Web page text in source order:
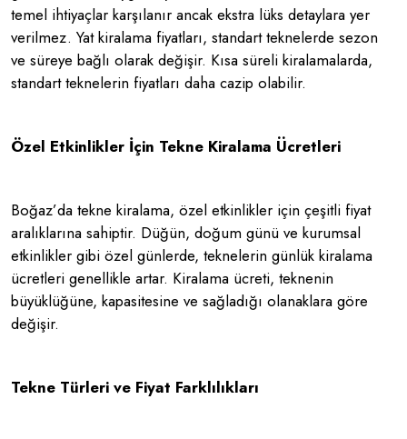
temel ihtiyaçlar karşılanır ancak ekstra lüks detaylara yer
verilmez. Yat kiralama fiyatları, standart teknelerde sezon
ve süreye bağlı olarak değişir. Kısa süreli kiralamalarda,
standart teknelerin fiyatları daha cazip olabilir.
Özel Etkinlikler İçin Tekne Kiralama Ücretleri
Boğaz’da tekne kiralama, özel etkinlikler için çeşitli fiyat
aralıklarına sahiptir. Düğün, doğum günü ve kurumsal
etkinlikler gibi özel günlerde, teknelerin günlük kiralama
ücretleri genellikle artar. Kiralama ücreti, teknenin
büyüklüğüne, kapasitesine ve sağladığı olanaklara göre
değişir.
Tekne Türleri ve Fiyat Farklılıkları